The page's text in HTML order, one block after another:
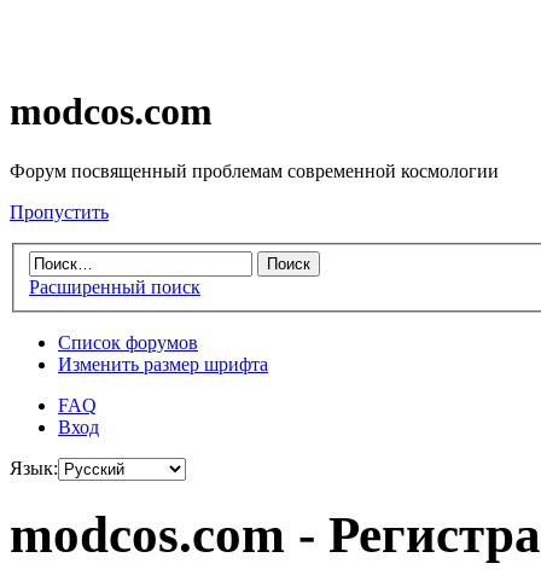
modcos.com
Форум посвященный проблемам современной космологии
Пропустить
Расширенный поиск
Список форумов
Изменить размер шрифта
FAQ
Вход
Язык:
modcos.com -